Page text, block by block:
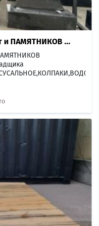
и ПАМЯТНИКОВ ...